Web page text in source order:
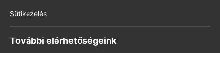
Sütikezelés
További elérhetőségeink